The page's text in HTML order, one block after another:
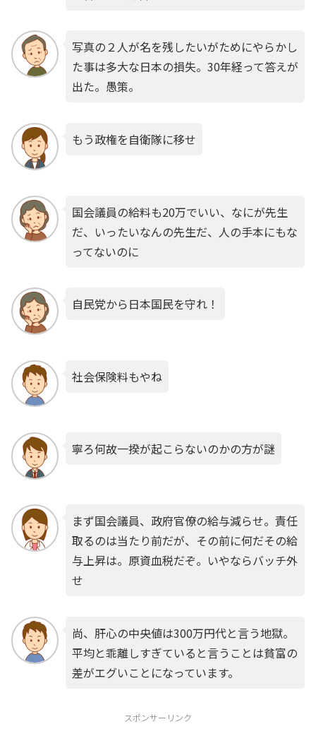
写真の２人が名を残したいがためにやらかし
た事は多大な日本の損失。30年経って答えが
出た。愚策。
もう政権を自衛隊に移せ
国会議員の給料も20万でいい、なにが先生
だ、いったいなんの先生だ、人の手本にもな
ってないのに
自民党から日本国民を守れ！
社会保険料もやね
寧ろ何故一揆が起こらないのかの方が謎
まず国会議員、政府官僚の給与減らせ。責任
取るのは当たり前だが、その前に何だその給
与上昇は。原資血税だぞ。いやならバッチ外
せ
尚、肝心の中央値は300万円代と言う地獄。
平均と乖離しすぎていると言うことは貧富の
差がエグいことになっています。
スポンサーリンク